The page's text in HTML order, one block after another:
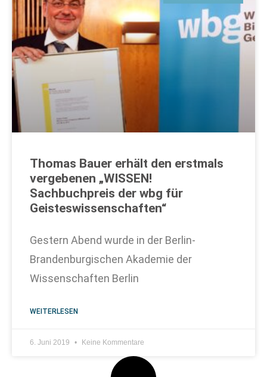
Thomas Bauer erhält den erstmals
vergebenen „WISSEN!
Sachbuchpreis der wbg für
Geisteswissenschaften“
Gestern Abend wurde in der Berlin-
Brandenburgischen Akademie der
Wissenschaften Berlin
WEITERLESEN
6. Juni 2019 Keine Kommentare